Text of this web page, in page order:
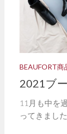
BEAUFORT商
2021ブ
11月も中を
ってきまし